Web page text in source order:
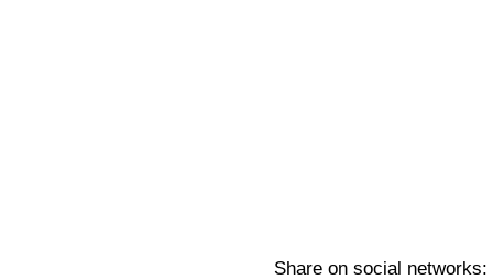
Share on social networks: